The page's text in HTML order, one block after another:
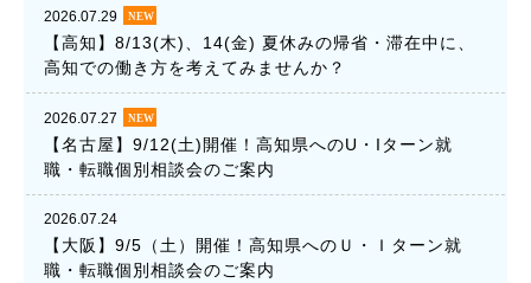
2026.07.29
【高知】8/13(木)、14(金) 夏休みの帰省・滞在中に、
高知での働き方を考えてみませんか？
2026.07.27
【名古屋】9/12(土)開催！高知県へのU・Iターン就
職・転職個別相談会のご案内
2026.07.24
【大阪】9/5（土）開催！高知県へのＵ・Ｉターン就
職・転職個別相談会のご案内